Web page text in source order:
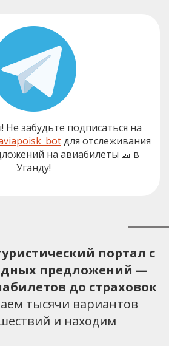
Не забудьте подписаться на
для отслеживания
на авиабилеты 🎫 в
Уганду!
портал с
предложений —
до страховок
тысячи вариантов
и находим